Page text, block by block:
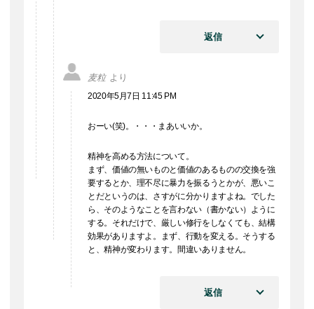
返信
麦粒 より
2020年5月7日 11:45 PM
おーい(笑)。・・・まあいいか。
精神を高める方法について。
まず、価値の無いものと価値のあるものの交換を強
要するとか、理不尽に暴力を振るうとかが、悪いこ
とだというのは、さすがに分かりますよね。でした
ら、そのようなことを言わない（書かない）ように
する。それだけで、厳しい修行をしなくても、結構
効果がありますよ。まず、行動を変える。そうする
と、精神が変わります。間違いありません。
返信